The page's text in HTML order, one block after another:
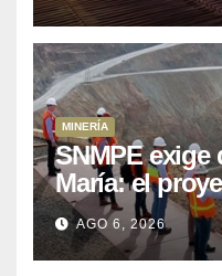
MINERÍA
SNMPE exige
María: el
que Perú
posponiendo
AGO 6, 2026